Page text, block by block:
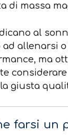
di massa
al
allenarsi
ma
giusta
farsi un